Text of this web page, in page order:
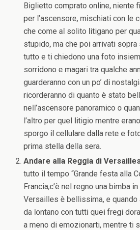
Biglietto comprato online, niente
per l’ascensore, mischiati con le
che come al solito litigano per
stupido, ma che poi arrivati sopra
tutto e ti chiedono una foto
sorridono e magari tra qualche
guarderanno con un po’ di
ricorderanno di quanto è stato
nell’ascensore panoramico o
l’altro per quel litigio mentre
sporgo il cellulare dalla rete e
prima stella della sera.
Andare alla Reggia di Versailles
tutto il tempo “Grande festa alla
Francia,c’è nel regno una bimba
Versailles è bellissima, e quando
da lontano con tutti quei fregi
a meno di emozionarti, mentre ti